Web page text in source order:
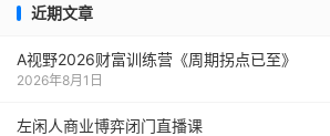
近期文章
A视野2026财富训练营《周期拐点已至》
2026年8月1日
左闲人商业博弈闭门直播课